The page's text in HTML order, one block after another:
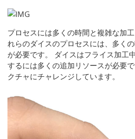
プロセスには多くの時間と複雑な加
れらのダイスのプロセスには、多く
が必要です。 ダイスはフライス加工
するには多くの追加リソースが必要
クチャにチャレンジしています。